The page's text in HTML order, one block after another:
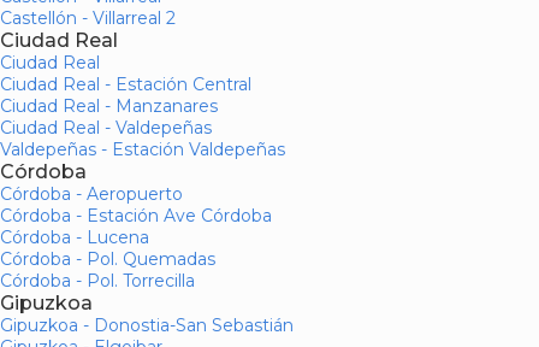
Castellón - Villarreal 2
Ciudad Real
Ciudad Real
Ciudad Real - Estación Central
Ciudad Real - Manzanares
Ciudad Real - Valdepeñas
Valdepeñas - Estación Valdepeñas
Córdoba
Córdoba - Aeropuerto
Córdoba - Estación Ave Córdoba
Córdoba - Lucena
Córdoba - Pol. Quemadas
Córdoba - Pol. Torrecilla
Gipuzkoa
Gipuzkoa - Donostia-San Sebastián